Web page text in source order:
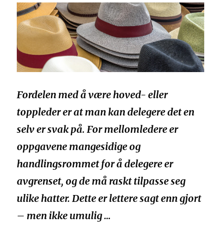
Fordelen med å være hoved- eller
toppleder er at man kan delegere det en
selv er svak på. For mellomledere er
oppgavene mangesidige og
handlingsrommet for å delegere er
avgrenset, og de må raskt tilpasse seg
ulike hatter. Dette er lettere sagt enn gjort
– men ikke umulig …